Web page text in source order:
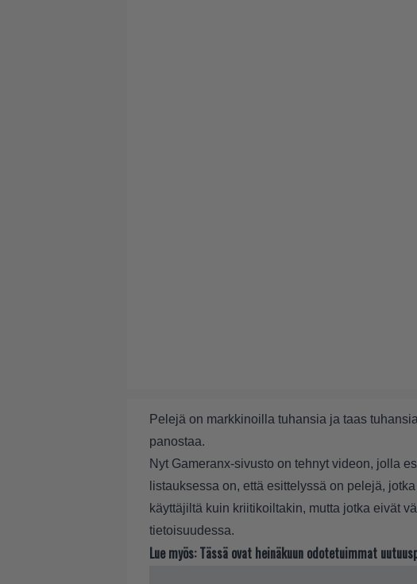
Pelejä on markkinoilla tuhansia ja taas
panostaa.
Nyt Gameranx-sivusto on tehnyt videon, jolla
listauksessa on, että esittelyssä on pelejä,
käyttäjiltä kuin kriitikoiltakin, mutta jotka eivät
tietoisuudessa.
Lue myös: Tässä ovat heinäkuun odotetuimmat